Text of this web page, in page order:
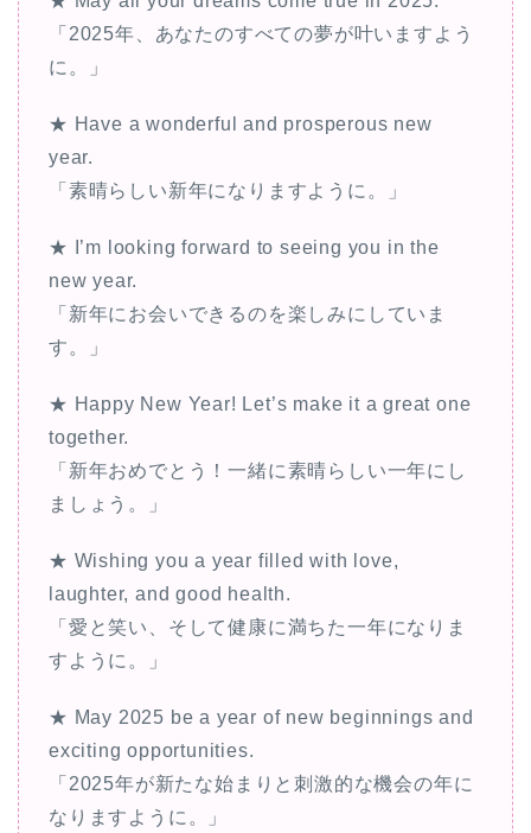
「2025年、あなたのすべての夢が叶いますよう
に。」
★ Have a wonderful and prosperous new
year.
「素晴らしい新年になりますように。」
★ I’m looking forward to seeing you in the
new year.
「新年にお会いできるのを楽しみにしていま
す。」
★ Happy New Year! Let’s make it a great one
together.
「新年おめでとう！一緒に素晴らしい一年にし
ましょう。」
★ Wishing you a year filled with love,
laughter, and good health.
「愛と笑い、そして健康に満ちた一年になりま
すように。」
★ May 2025 be a year of new beginnings and
exciting opportunities.
「2025年が新たな始まりと刺激的な機会の年に
なりますように。」